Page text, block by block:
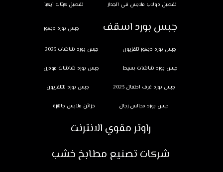
تفصيل دولاب ملابس في الجدار تفصيل كبتات ايكيا
جبس بورد اسقف جبس بورد ديكور
جبس بورد ديكور تلفزيون جبس بورد شاشات 2023
جبس بورد شاشات بسيط جبس بورد شاشات مودرن
جبس بورد غرف اطفال 2023 جبس بورد للتلفزيون
جبس بورد مجالس رجال خزائن ملابس جاهزة
راوتر مقوي الانترنت
شركات تصنيع مطابخ خشب